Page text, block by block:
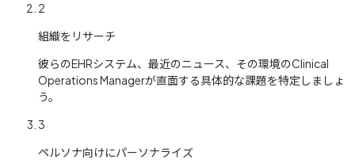
2
組織をリサーチ
彼らのEHRシステム、最近のニュース、その環境のClinical
Operations Managerが直面する具体的な課題を特定しましょ
う。
3
ペルソナ向けにパーソナライズ